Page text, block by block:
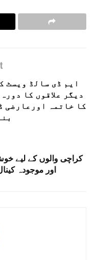
ایم ڈی سالڈ ویسٹ
دیگر علاقوں کا
کا خاتمہ اورعارضی
کراچی والوں کے لیے
اور موجودہ